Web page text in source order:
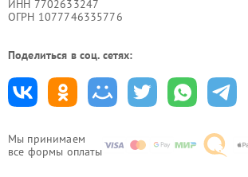
Мы принимаем
все формы оплаты
ИНН 7702633247
ОГРН 1077746335776
Поделиться в соц. сетях: